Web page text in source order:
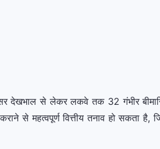
से लेकर लकवे तक 32 गंभीर
से महत्वपूर्ण वित्तीय तनाव हो सकता